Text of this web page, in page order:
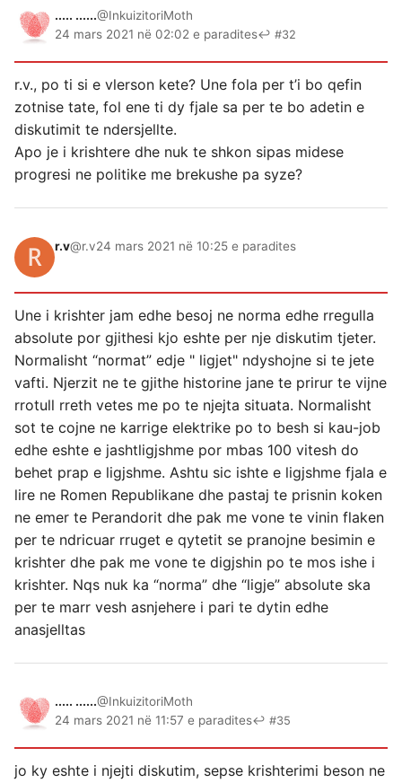
..... ......@InkuizitoriMoth
24 mars 2021 në 02:02 e paradites↩ #32
r.v., po ti si e vlerson kete? Une fola per t’i bo qefin
zotnise tate, fol ene ti dy fjale sa per te bo adetin e
diskutimit te ndersjellte.
Apo je i krishtere dhe nuk te shkon sipas midese
progresi ne politike me brekushe pa syze?
r.v@r.v24 mars 2021 në 10:25 e paradites
Une i krishter jam edhe besoj ne norma edhe rregulla
absolute por gjithesi kjo eshte per nje diskutim tjeter.
Normalisht “normat” edje " ligjet" ndyshojne si te jete
vafti. Njerzit ne te gjithe historine jane te prirur te vijne
rrotull rreth vetes me po te njejta situata. Normalisht
sot te cojne ne karrige elektrike po to besh si kau-job
edhe eshte e jashtligjshme por mbas 100 vitesh do
behet prap e ligjshme. Ashtu sic ishte e ligjshme fjala e
lire ne Romen Republikane dhe pastaj te prisnin koken
ne emer te Perandorit dhe pak me vone te vinin flaken
per te ndricuar rruget e qytetit se pranojne besimin e
krishter dhe pak me vone te digjshin po te mos ishe i
krishter. Nqs nuk ka “norma” dhe “ligje” absolute ska
per te marr vesh asnjehere i pari te dytin edhe
anasjelltas
..... ......@InkuizitoriMoth
24 mars 2021 në 11:57 e paradites↩ #35
jo ky eshte i njejti diskutim, sepse krishterimi beson ne